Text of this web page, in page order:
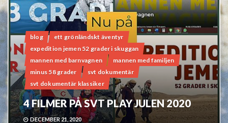
blog
ett grönländskt äventyr
expedition jemen 52 grader i skuggan
mannen med barnvagnen
mannen med familjen
minus 58 grader
svt dokumentär
svt dokumentär klassiker
4 FILMER PÅ SVT PLAY JULEN 2020
DECEMBER 21, 2020